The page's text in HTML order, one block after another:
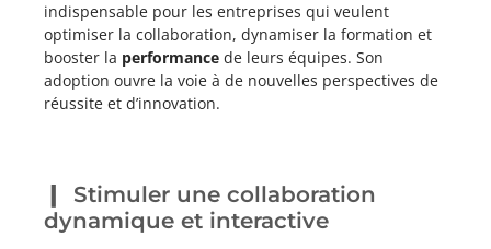
indispensable pour les entreprises qui veulent
optimiser la collaboration, dynamiser la formation et
booster la performance de leurs équipes. Son
adoption ouvre la voie à de nouvelles perspectives de
réussite et d’innovation.
Stimuler une collaboration
dynamique et interactive